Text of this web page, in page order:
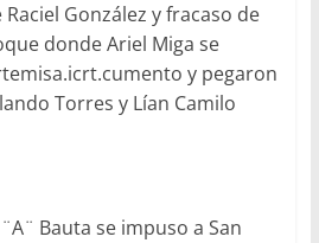
González y fracaso de
donde Ariel Miga se
y pegaron
Torres y Lían Camilo
Bauta se impuso a San